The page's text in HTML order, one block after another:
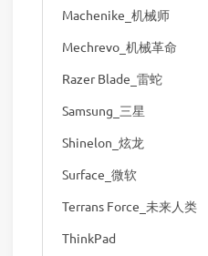
Machenike_机械师
Mechrevo_机械革命
Razer Blade_雷蛇
Samsung_三星
Shinelon_炫龙
Surface_微软
Terrans Force_未来人类
ThinkPad